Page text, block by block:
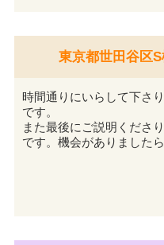
東京都世田谷区
時間通りにいらして下さ
です。
また最後にご説明くださ
です。機会がありました